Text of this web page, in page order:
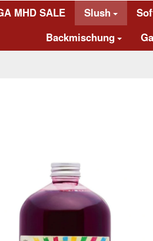
MHD SALE Slush
Backmischung